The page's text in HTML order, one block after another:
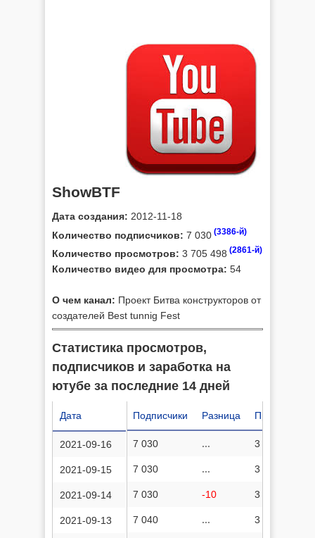
ShowBTF
Дата создания: 2012-11-18
Количество подписчиков: 7 030 (3386-й)
Количество просмотров: 3 705 498 (2861-й)
Количество видео для просмотра: 54
О чем канал: Проект Битва конструкторов от
создателей Best tunnig Fest
Статистика просмотров,
подписчиков и заработка на
ютубе за последние 14 дней
Подписчики Разница Просмотров
7 030 ... 3 705 498
7 030 ... 3 705 474
7 030 -10 3 705 410
7 040 ... 3 705 410
Дата
2021-09-16
2021-09-15
2021-09-14
2021-09-13